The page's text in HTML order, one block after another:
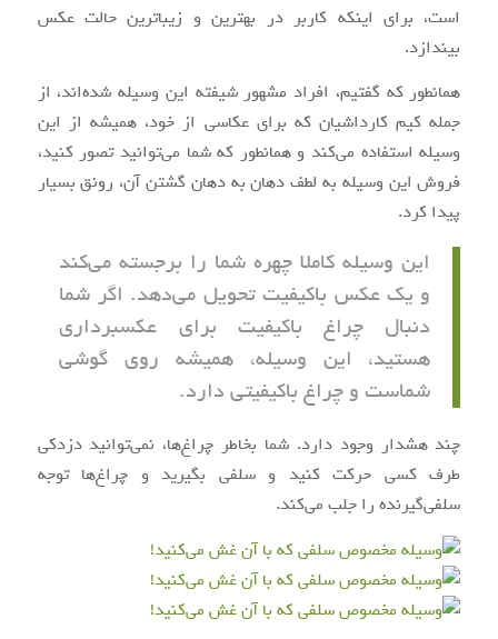
است، برای اینکه کاربر در بهترین و زیباترین حالت عکس
بیندازد.
همانطور که گفتیم، افراد مشهور شیفته این وسیله شده‌اند، از
جمله کیم کارداشیان که برای عکاسی از خود، همیشه از این
وسیله استفاده می‌کند و همانطور که شما می‌توانید تصور کنید،
فروش این وسیله به لطف دهان به دهان گشتن آن، رونق بسیار
پیدا کرد.
این وسیله کاملا چهره شما را برجسته می‌کند
و یک عکس باکیفیت تحویل می‌دهد. اگر شما
دنبال چراغ باکیفیت برای عکسبرداری
هستید، این وسیله، همیشه روی گوشی
شماست و چراغ باکیفیتی دارد.
چند هشدار وجود دارد. شما بخاطر چراغ‌ها، نمی‌توانید دزدکی
طرف کسی حرکت کنید و سلفی بگیرید و چراغ‌ها توجه
سلفی‌گیرنده را جلب می‌کند.